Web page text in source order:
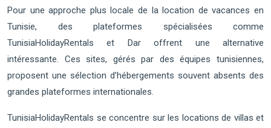
Pour une approche plus locale de la location de vacances en
Tunisie, des plateformes spécialisées comme
TunisiaHolidayRentals et Dar offrent une alternative
intéressante. Ces sites, gérés par des équipes tunisiennes,
proposent une sélection d’hébergements souvent absents des
grandes plateformes internationales.
TunisiaHolidayRentals se concentre sur les locations de villas et